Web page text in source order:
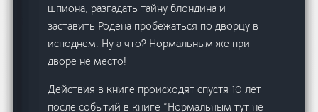
шпиона, разгадать тайну блондина и
заставить Родена пробежаться по дворцу в
исподнем. Ну а что? Нормальным же при
дворе не место!
Действия в книге происходят спустя 10 лет
после событий в книге “Нормальным тут не